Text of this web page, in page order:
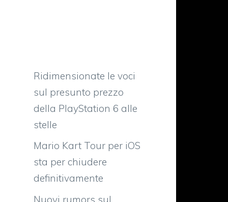
Ridimensionate le voci
sul presunto prezzo
della PlayStation 6 alle
stelle
Mario Kart Tour per iOS
sta per chiudere
definitivamente
Nuovi rumors sul